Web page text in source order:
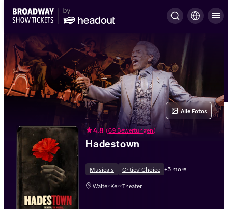
4.8 (69 Bewertungen)
Hadestown
Musicals Critics' Choice +5more
Walter Kerr Theater
Alle Fotos